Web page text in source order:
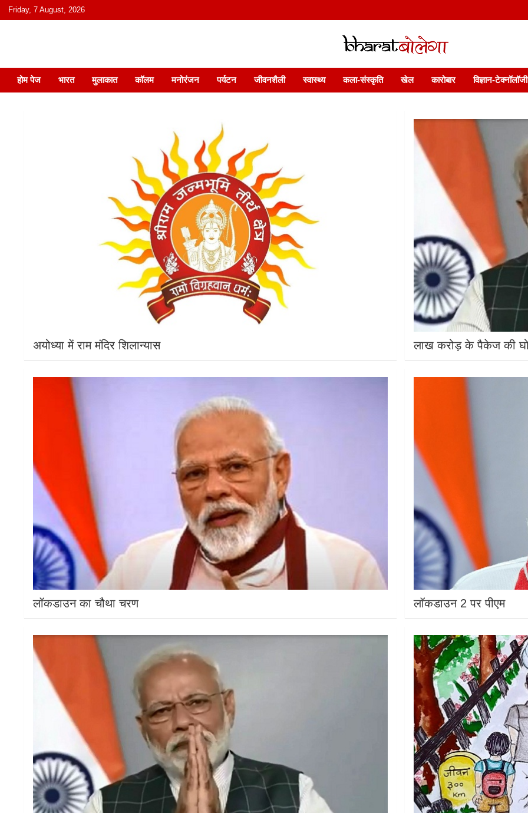
content
Friday, 7 August, 2026
भारत बोलेगा
हिंदी में समाचार, विचार, ऑडियो, वीडियो और फ़ीचर. भारत बोलेगा हिंदी न्यूज़ वेबसाइट India: News, Views, Info, Trends &
होम पेज भारत मुलाकात कॉलम मनोरंजन पर्यटन जीवनशैली स्वास्थ्य कला-संस्कृति खेल कारोबार विज्ञान-टेक्नॉलॉजी
अयोध्या में राम मंदिर शिलान्यास लाख करोड़ के पैकेज की
लॉकडाउन का चौथा चरण लॉकडाउन 2 पर पीएम